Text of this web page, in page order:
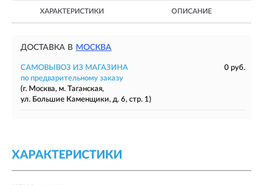
ХАРАКТЕРИСТИКИ ОПИСАНИЕ
ДОСТАВКА В МОСКВА
САМОВЫВОЗ ИЗ МАГАЗИНА
0 руб.
по предварительному заказу
(г. Москва, м. Таганская,
ул. Большие Каменщики, д. 6, стр. 1)
ХАРАКТЕРИСТИКИ